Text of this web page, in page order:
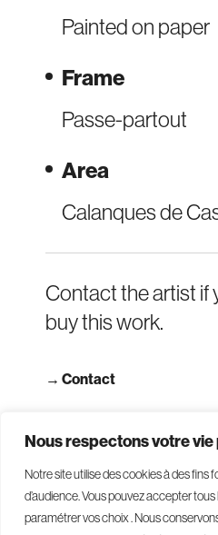
Nous respectons votre vie
Notre site utilise des cookies à des fins
d’audience. Vous pouvez accepter
paramétrer vos choix . Nous
Painted on paper
Frame
Passe-partout
Area
Calanques de
Contact the artist if
buy this work.
→ Contact